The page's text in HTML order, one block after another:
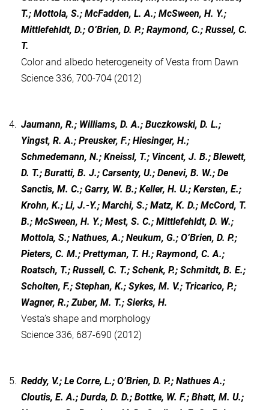
T.; Mottola, S.; McFadden, L. A.; McSween, H. Y.;
Mittlefehldt, D.; O’Brien, D. P.; Raymond, C.; Russel, C.
T.
Color and albedo heterogeneity of Vesta from Dawn
Science 336, 700-704 (2012)
4. Jaumann, R.; Williams, D. A.; Buczkowski, D. L.;
Yingst, R. A.; Preusker, F.; Hiesinger, H.;
Schmedemann, N.; Kneissl, T.; Vincent, J. B.; Blewett,
D. T.; Buratti, B. J.; Carsenty, U.; Denevi, B. W.; De
Sanctis, M. C.; Garry, W. B.; Keller, H. U.; Kersten, E.;
Krohn, K.; Li, J.-Y.; Marchi, S.; Matz, K. D.; McCord, T.
B.; McSween, H. Y.; Mest, S. C.; Mittlefehldt, D. W.;
Mottola, S.; Nathues, A.; Neukum, G.; O’Brien, D. P.;
Pieters, C. M.; Prettyman, T. H.; Raymond, C. A.;
Roatsch, T.; Russell, C. T.; Schenk, P.; Schmitdt, B. E.;
Scholten, F.; Stephan, K.; Sykes, M. V.; Tricarico, P.;
Wagner, R.; Zuber, M. T.; Sierks, H.
Vesta’s shape and morphology
Science 336, 687-690 (2012)
5. Reddy, V.; Le Corre, L.; O’Brien, D. P.; Nathues A.;
Cloutis, E. A.; Durda, D. D.; Bottke, W. F.; Bhatt, M. U.;